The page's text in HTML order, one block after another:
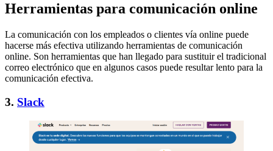
Herramientas para comunicación online
La comunicación con los empleados o clientes vía online puede
hacerse más efectiva utilizando herramientas de comunicación
online. Son herramientas que han llegado para sustituir el tradicional
correo electrónico que en algunos casos puede resultar lento para la
comunicación efectiva.
3. Slack